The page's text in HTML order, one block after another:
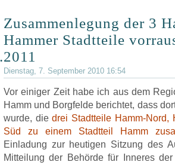
Zusammenlegung der 3
Hammer Stadtteile
Dienstag, 7. September 2010 16:54
Vor einiger Zeit habe ich aus dem
Hamm und Borgfelde berichtet, dass
wurde, diedrei Stadtteile Hamm-Nord,
Süd zu einem Stadtteil Hamm
Einladung zur heutigen Sitzung des
Mitteilung der Behörde für Inneres